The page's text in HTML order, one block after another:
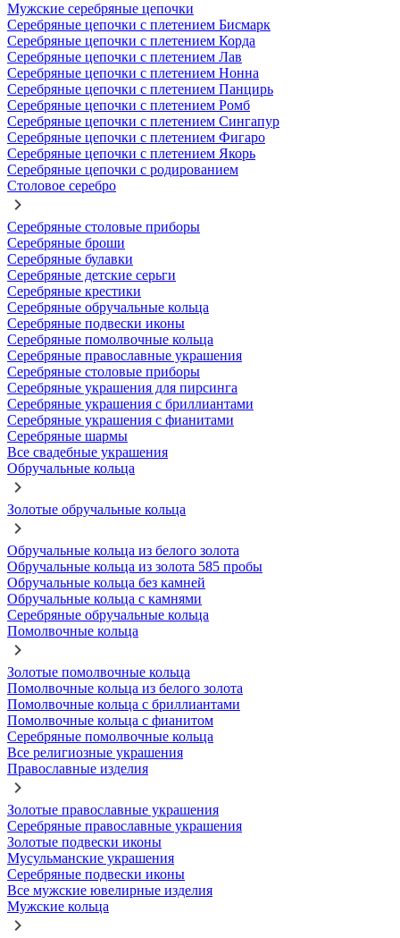
Мужские серебряные цепочки
Серебряные цепочки с плетением Бисмарк
Серебряные цепочки с плетением Корда
Серебряные цепочки с плетением Лав
Серебряные цепочки с плетением Нонна
Серебряные цепочки с плетением Панцирь
Серебряные цепочки с плетением Ромб
Серебряные цепочки с плетением Сингапур
Серебряные цепочки с плетением Фигаро
Серебряные цепочки с плетением Якорь
Серебряные цепочки с родированием
Столовое серебро
Серебряные столовые приборы
Серебряные броши
Серебряные булавки
Серебряные детские серьги
Серебряные крестики
Серебряные обручальные кольца
Серебряные подвески иконы
Серебряные помолвочные кольца
Серебряные православные украшения
Серебряные столовые приборы
Серебряные украшения для пирсинга
Серебряные украшения с бриллиантами
Серебряные украшения с фианитами
Серебряные шармы
Все свадебные украшения
Обручальные кольца
Золотые обручальные кольца
Обручальные кольца из белого золота
Обручальные кольца из золота 585 пробы
Обручальные кольца без камней
Обручальные кольца с камнями
Серебряные обручальные кольца
Помолвочные кольца
Золотые помолвочные кольца
Помолвочные кольца из белого золота
Помолвочные кольца с бриллиантами
Помолвочные кольца с фианитом
Серебряные помолвочные кольца
Все религиозные украшения
Православные изделия
Золотые православные украшения
Серебряные православные украшения
Золотые подвески иконы
Мусульманские украшения
Серебряные подвески иконы
Все мужские ювелирные изделия
Мужские кольца